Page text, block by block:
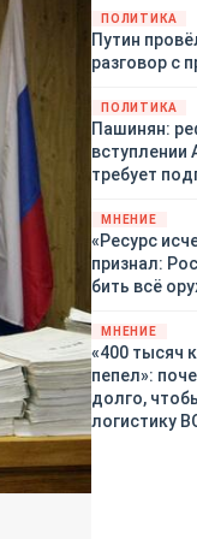
Брянской,
Курской,
Самарской,
областей,
края,
ПОЛИТИКА
Путин
разговор с
ПОЛИТИКА
Пашинян:
вступлении
требует
МНЕНИЕ
«Ресурс
признал:
бить всё
МНЕНИЕ
«400 тысяч
пепел»:
долго,
логистику